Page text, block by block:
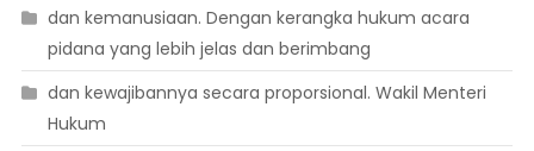
dan kemanusiaan. Dengan kerangka hukum acara
pidana yang lebih jelas dan berimbang
dan kewajibannya secara proporsional. Wakil Menteri
Hukum